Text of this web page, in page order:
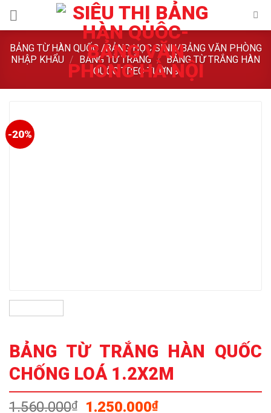
BẢNG TỪ HÀN QUỐC /BẢNG HỌC SINH/BẢNG VĂN PHÒNG
NHẬP KHẨU / BẢNG TỪ TRẮNG / BẢNG TỪ TRẮNG HÀN
QUỐC TREO TƯỜNG
-20%
BẢNG TỪ TRẮNG HÀN QUỐC
CHỐNG LOÁ 1.2X2M
1.560.000₫
Giá
1.250.000₫Giá